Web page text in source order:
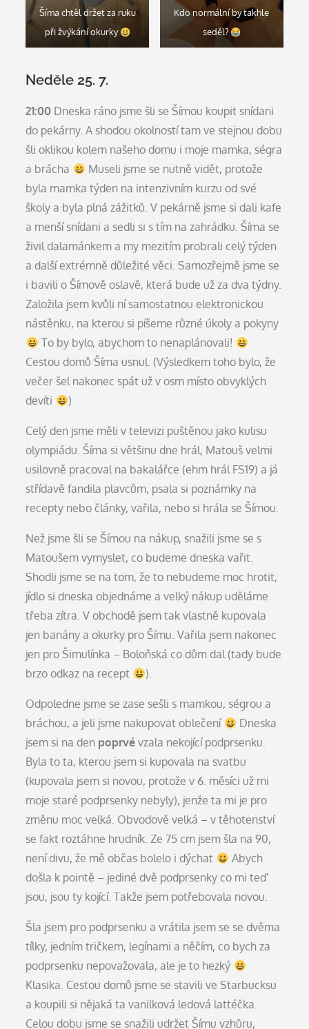
Šíma chtěl držet za ruku
při žvýkání okurky
Kdo normální by takhle
seděl?
Neděle 25. 7.
21:00 Dneska ráno jsme šli se Šímou koupit snídani
do pekárny. A shodou okolností tam ve stejnou dobu
šli oklikou kolem našeho domu i moje mamka, ségra
a brácha
Museli jsme se nutně vidět, protože
byla mamka týden na intenzivním kurzu od své
školy a byla plná zážitků. V pekárně jsme si dali kafe
a menší snídani a sedli si s tím na zahrádku. Šíma se
živil dalamánkem a my mezitím probrali celý týden
a další extrémně důležité věci. Samozřejmě jsme se
i bavili o Šímově oslavě, která bude už za dva týdny.
Založila jsem kvůli ní samostatnou elektronickou
nástěnku, na kterou si píšeme různé úkoly a pokyny
To by bylo, abychom to nenaplánovali!
Cestou domů Šíma usnul. (Výsledkem toho bylo, že
večer šel nakonec spát už v osm místo obvyklých
devíti
)
Celý den jsme měli v televizi puštěnou jako kulisu
olympiádu. Šíma si většinu dne hrál, Matouš velmi
usilovně pracoval na bakalářce (ehm hrál FS19) a já
střídavě fandila plavcům, psala si poznámky na
recepty nebo články, vařila, nebo si hrála se Šímou.
Než jsme šli se Šímou na nákup, snažili jsme se s
Matoušem vymyslet, co budeme dneska vařit.
Shodli jsme se na tom, že to nebudeme moc hrotit,
jídlo si dneska objednáme a velký nákup uděláme
třeba zítra. V obchodě jsem tak vlastně kupovala
jen banány a okurky pro Šímu. Vařila jsem nakonec
jen pro Šimulínka – Boloňská co dům dal (tady bude
brzo odkaz na recept
).
Odpoledne jsme se zase sešli s mamkou, ségrou a
bráchou, a jeli jsme nakupovat oblečení
Dneska
jsem si na den poprvé vzala nekojící podprsenku.
Byla to ta, kterou jsem si kupovala na svatbu
(kupovala jsem si novou, protože v 6. měsíci už mi
moje staré podprsenky nebyly), jenže ta mi je pro
změnu moc velká. Obvodově velká – v těhotenství
se fakt roztáhne hrudník. Ze 75 cm jsem šla na 90,
není divu, že mě občas bolelo i dýchat
Abych
došla k pointě – jediné dvě podprsenky co mi teď
jsou, jsou ty kojící. Takže jsem potřebovala novou.
Šla jsem pro podprsenku a vrátila jsem se se dvěma
tílky, jedním tričkem, legínami a něčím, co bych za
podprsenku nepovažovala, ale je to hezký
Klasika. Cestou domů jsme se stavili ve Starbucksu
a koupili si nějaká ta vanilková ledová lattéčka.
Celou dobu jsme se snažili udržet Šímu vzhůru,